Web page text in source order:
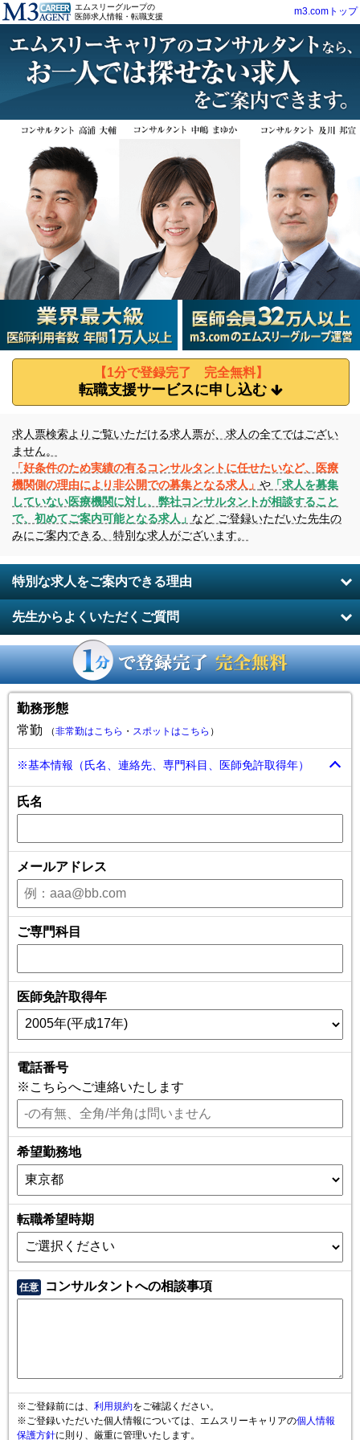
エムスリーグループの
医師求人情報・転職支援
m3.comトップ
【1分で登録完了 完全無料】
転職支援サービスに申し込む
求人票検索よりご覧いただける求人票が、求人の全てではござい
ません。
「好条件のため実績の有るコンサルタントに任せたいなど、医療
機関側の理由により非公開での募集となる求人」 や 「求人を募集
していない医療機関に対し、弊社コンサルタントが相談すること
で、初めてご案内可能となる求人」 など ご登録いただいた先生の
みにご案内できる、特別な求人がございます。
特別な求人をご案内できる理由
先生からよくいただくご質問
勤務形態
常勤
（非常勤はこちら ・ スポットはこちら ）
※基本情報（氏名、連絡先、専門科目、医師免許取得年）
氏名
メールアドレス
ご専門科目
医師免許取得年
電話番号
※こちらへご連絡いたします
希望勤務地
転職希望時期
任意 コンサルタントへの相談事項
※ご登録前には、 利用規約をご確認ください。
※ご登録いただいた個人情報については、エムスリーキャリアの個人情報
保護方針に則り、厳重に管理いたします。